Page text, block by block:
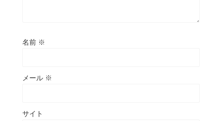
名前 ※
メール ※
サイト